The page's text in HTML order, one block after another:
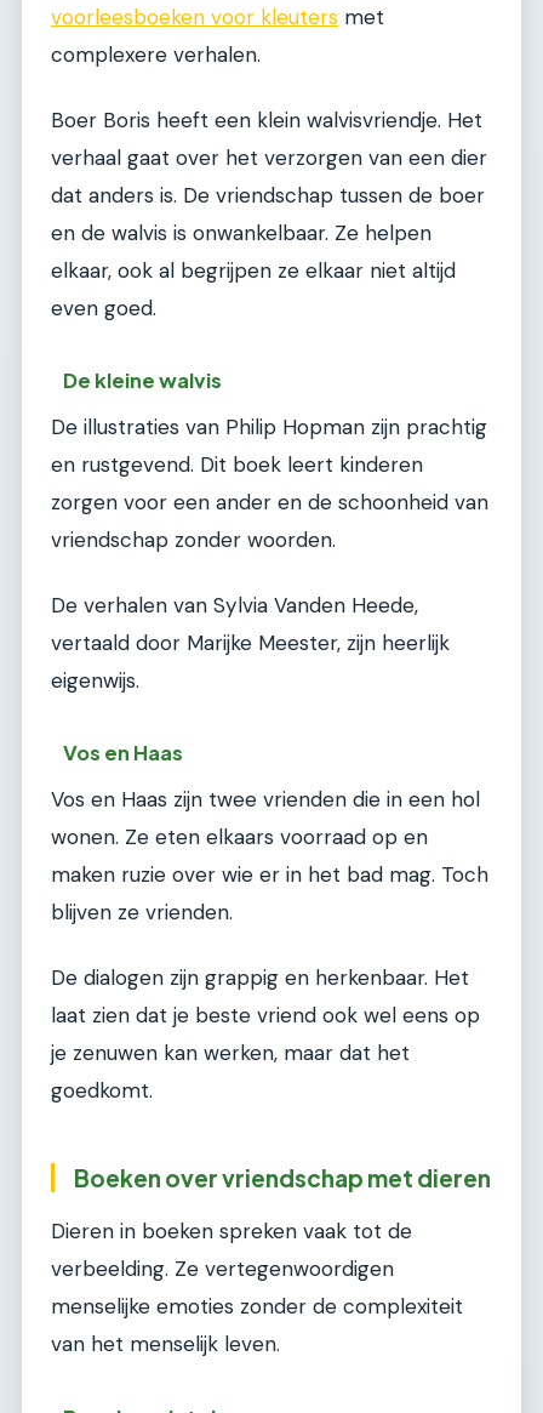
voorleesboeken voor kleuters met
complexere verhalen.
Boer Boris heeft een klein walvisvriendje. Het
verhaal gaat over het verzorgen van een dier
dat anders is. De vriendschap tussen de boer
en de walvis is onwankelbaar. Ze helpen
elkaar, ook al begrijpen ze elkaar niet altijd
even goed.
De kleine walvis
De illustraties van Philip Hopman zijn prachtig
en rustgevend. Dit boek leert kinderen
zorgen voor een ander en de schoonheid van
vriendschap zonder woorden.
De verhalen van Sylvia Vanden Heede,
vertaald door Marijke Meester, zijn heerlijk
eigenwijs.
Vos en Haas
Vos en Haas zijn twee vrienden die in een hol
wonen. Ze eten elkaars voorraad op en
maken ruzie over wie er in het bad mag. Toch
blijven ze vrienden.
De dialogen zijn grappig en herkenbaar. Het
laat zien dat je beste vriend ook wel eens op
je zenuwen kan werken, maar dat het
goedkomt.
Boeken over vriendschap met dieren
Dieren in boeken spreken vaak tot de
verbeelding. Ze vertegenwoordigen
menselijke emoties zonder de complexiteit
van het menselijk leven.